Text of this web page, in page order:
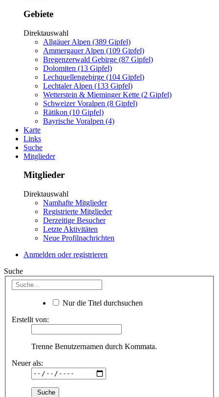
Gebiete
Direktauswahl
Allgäuer Alpen (389 Gipfel)
Ammergauer Alpen (109 Gipfel)
Bregenzerwald Gebirge (87 Gipfel)
Dolomiten (13 Gipfel)
Lechquellengebirge (104 Gipfel)
Lechtaler Alpen (133 Gipfel)
Wetterstein & Mieminger Kette (2 Gipfel)
Schweizer Voralpen (8 Gipfel)
Rätikon (10 Gipfel)
Bayrische Voralpen (4)
Karte
Links
Suche
Mitglieder
Mitglieder
Direktauswahl
Namhafte Mitglieder
Registrierte Mitglieder
Derzeitige Besucher
Letzte Aktivitäten
Neue Profilnachrichten
Anmelden oder registrieren
Suche
Nur die Titel durchsuchen
Erstellt von:
Trenne Benutzernamen durch Kommata.
Neuer als: